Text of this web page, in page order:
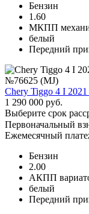
Бензин
1.60
МКПП
белый
Передний
№76625 (MJ)
Chery Tiggo 4 I
1 290 000 руб.
Выберите срок
Первоначальный
Ежемесячный
Бензин
2.00
АКПП
белый
Передний